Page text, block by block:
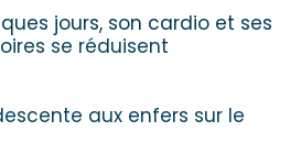
jours, son cardio et ses
se réduisent
aux enfers sur le